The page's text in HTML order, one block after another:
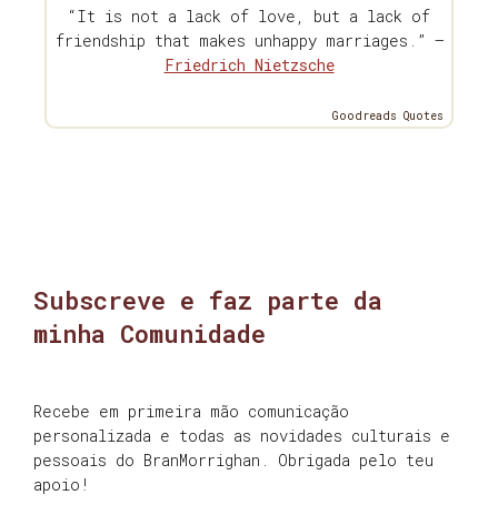
“It is not a lack of love, but a lack of
friendship that makes unhappy marriages.” —
Friedrich Nietzsche
Goodreads Quotes
Subscreve e faz parte da
minha Comunidade
Recebe em primeira mão comunicação
personalizada e todas as novidades culturais e
pessoais do BranMorrighan. Obrigada pelo teu
apoio!